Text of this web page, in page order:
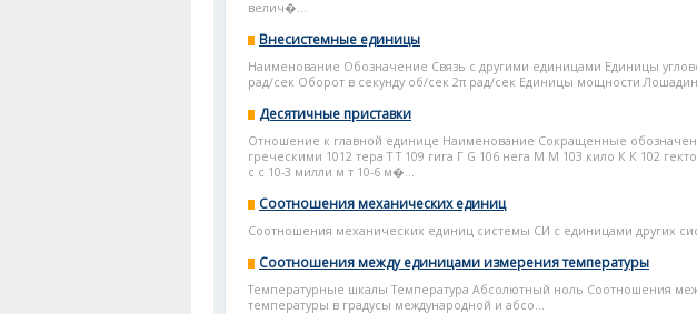
велич�...
Внесистемные единицы
Наименование Обозначение Связь с другими единицами Единицы
рад/сек Оборот в секунду об/сек 2π рад/сек Единицы мощности
Десятичные приставки
Отношение к главной единице Наименование Сокращенные
греческими 1012 тера Т Т 109 гига Г G 106 нега М М 103 кило К К 102
с с 10-3 милли м т 10-6 м�...
Соотношения механических единиц
Соотношения механических единиц системы СИ с единицами других
Соотношения между единицами измерения температуры
Температурные шкалы Температура Абсолютный ноль Соотношения
температуры в градусы международной и абсо...